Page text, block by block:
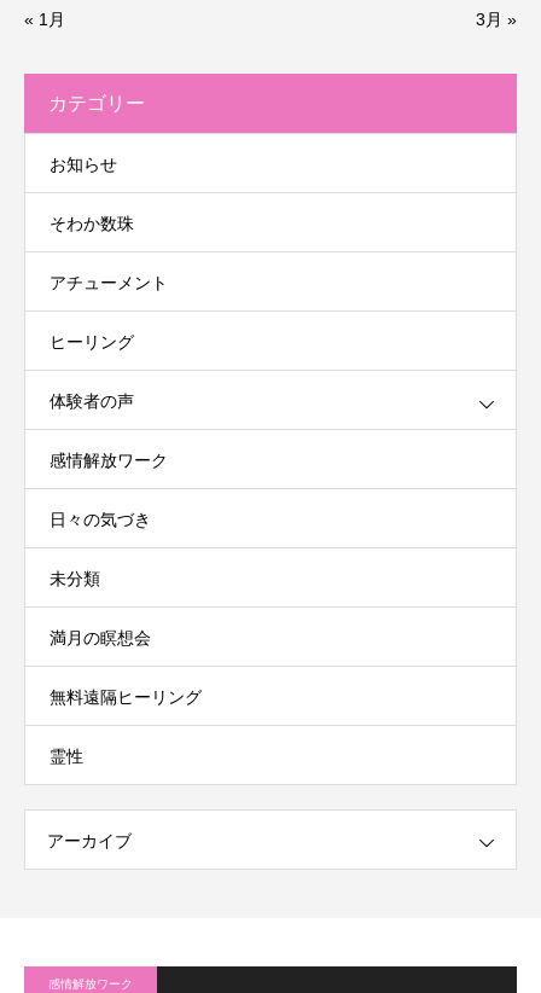
« 1月 3月 »
カテゴリー
お知らせ
そわか数珠
アチューメント
ヒーリング
体験者の声
感情解放ワーク
日々の気づき
未分類
満月の瞑想会
無料遠隔ヒーリング
霊性
アーカイブ
感情解放ワーク